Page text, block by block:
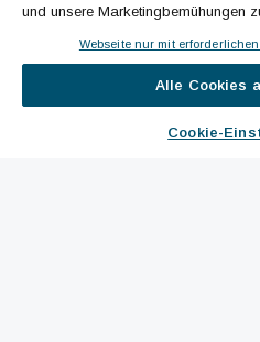
und unsere Marketingbemühungen
Webseite nur mit
Alle Cookies
Cookie-